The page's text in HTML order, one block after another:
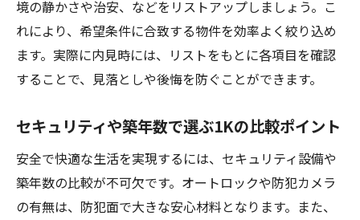
境の静かさや治安、などをリストアップしましょう。こ
れにより、希望条件に合致する物件を効率よく絞り込め
ます。実際に内見時には、リストをもとに各項目を確認
することで、見落としや後悔を防ぐことができます。
セキュリティや築年数で選ぶ1Kの比較ポイント
安全で快適な生活を実現するには、セキュリティ設備や
築年数の比較が不可欠です。オートロックや防犯カメラ
の有無は、防犯面で大きな安心材料となります。また、